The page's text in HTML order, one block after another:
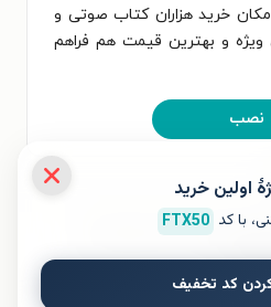
خرید هزاران کتاب صوتی و
ویژه و بهترین قیمت هم فراهم
نصب
گروتسک در ادبیات معاصر
با کد FTX50
کد تخفیف